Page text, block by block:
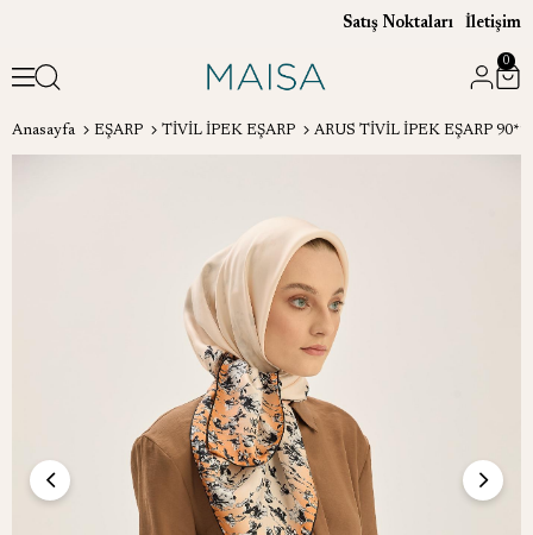
Satış Noktaları İletişim
0
Anasayfa EŞARP TİVİL İPEK EŞARP ARUS TİVİL İPEK EŞARP